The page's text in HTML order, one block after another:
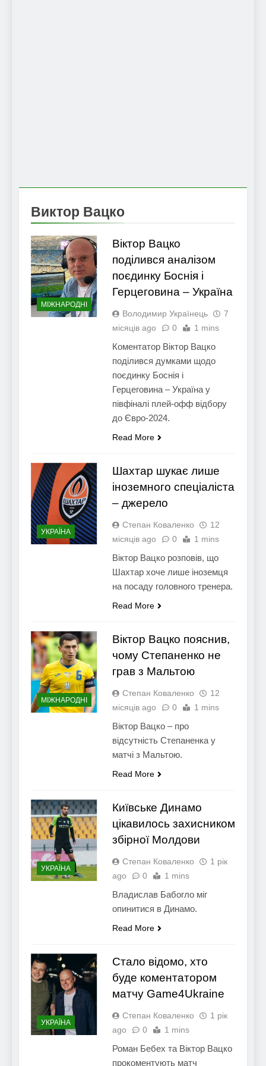
Виктор Вацко
МІЖНАРОДНІ
Віктор Вацко
поділився аналізом
поєдинку Боснія і
Герцеговина – Україна
Володимир Українець
7
місяців ago
0 1 mins
Коментатор Віктор Вацко
поділився думками щодо
поєдинку Боснія і
Герцеговина – Україна у
півфіналі плей-офф відбору
до Євро-2024.
Read More
УКРАЇНА
Шахтар шукає лише
іноземного спеціаліста
– джерело
Степан Коваленко
12
місяців ago
0 1 mins
Віктор Вацко розповів, що
Шахтар хоче лише іноземця
на посаду головного тренера.
Read More
МІЖНАРОДНІ
Віктор Вацко пояснив,
чому Степаненко не
грав з Мальтою
Степан Коваленко
12
місяців ago
0 1 mins
Віктор Вацко – про
відсутність Степаненка у
матчі з Мальтою.
Read More
УКРАЇНА
Київське Динамо
цікавилось захисником
збірної Молдови
Степан Коваленко
1 рік
ago
0 1 mins
Владислав Бабогло міг
опинитися в Динамо.
Read More
УКРАЇНА
Cтало відомо, хто
буде коментатором
матчу Game4Ukraine
Степан Коваленко
1 рік
ago
0 1 mins
Роман Бебех та Віктор Вацко
прокоментують матч